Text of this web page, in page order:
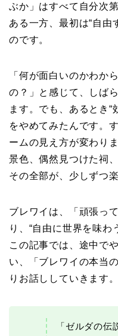
ぶか」はすべて自分次
ある一方、最初は“自由
のです。
「何が面白いのかわか
の？」と感じて、しば
ます。でも、あるとき“
をやめてみたんです。
ームの見え方が変わり
景色、偶然見つけた祠
その全部が、少しずつ
ブレワイは、「頑張っ
り、“自由に世界を味わ
この記事では、途中で
い、「ブレワイの本当
りお話ししていきます。
「ゼルダの伝